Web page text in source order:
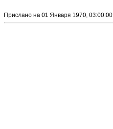
Прислано на 01 Января 1970, 03:00:00